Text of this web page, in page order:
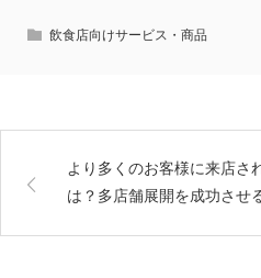
飲食店向けサービス・商品
より多くのお客様に来店さ
は？多店舗展開を成功させ